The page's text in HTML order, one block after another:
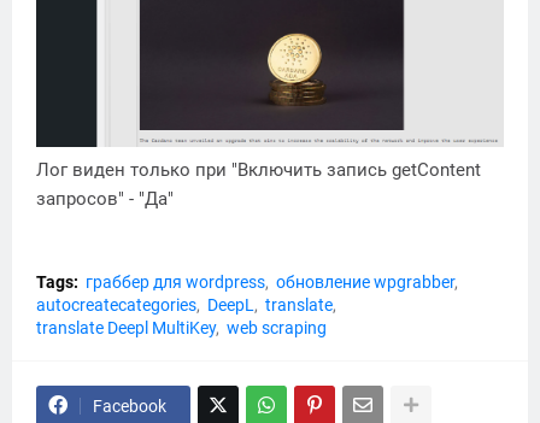
Лог виден только при "Включить запись getContent
запросов" - "Да"
Tags: граббер для wordpress обновление wpgrabber
autocreatecategories
DeepL
translate
translate Deepl MultiKey web scraping
Facebook